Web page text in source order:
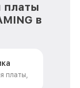
платы
в
платы,